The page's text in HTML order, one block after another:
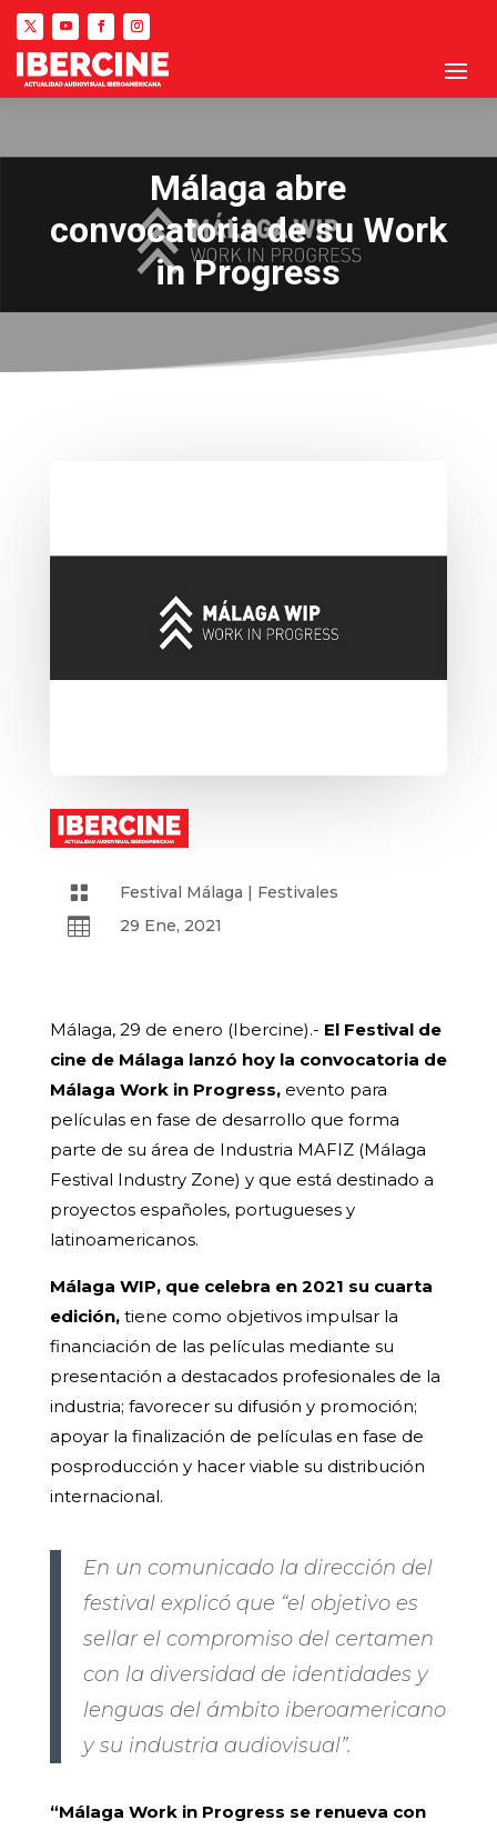
Málaga abre
convocatoria de su Work
in Progress
 Festival Málaga | Festivales
 29 Ene, 2021
Málaga, 29 de enero (Ibercine).- El Festival de
cine de Málaga lanzó hoy la convocatoria de
Málaga Work in Progress,evento para
películas en fase de desarrollo que forma
parte de su área de Industria MAFIZ (Málaga
Festival Industry Zone) y que está destinado a
proyectos españoles, portugueses y
latinoamericanos.
Málaga WIP, que celebra en 2021 su cuarta
edición,tiene como objetivos impulsar la
financiación de las películas mediante su
presentación a destacados profesionales de la
industria; favorecer su difusión y promoción;
apoyar la finalización de películas en fase de
posproducción y hacer viable su distribución
internacional.
En un comunicado la dirección del
festival explicó que “el objetivo es
sellar el compromiso del certamen
con la diversidad de identidades y
lenguas del ámbito iberoamericano
y su industria audiovisual”.
“Málaga Work in Progress se renueva con